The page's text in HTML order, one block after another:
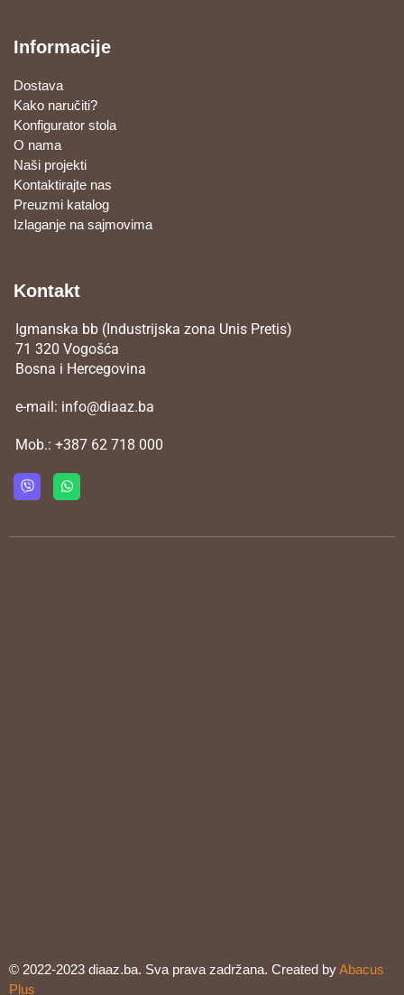
Informacije
Dostava
Kako naručiti?
Konfigurator stola
O nama
Naši projekti
Kontaktirajte nas
Preuzmi katalog
Izlaganje na sajmovima
Kontakt
Igmanska bb (Industrijska zona Unis Pretis)
71 320 Vogošća
Bosna i Hercegovina
e-mail: info@diaaz.ba
Mob.: +387 62 718 000
© 2022-2023 diaaz.ba. Sva prava zadržana. Created byAbacus
Plus